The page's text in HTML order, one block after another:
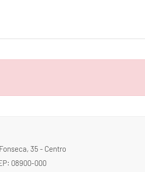
35 - Centro
08900-000